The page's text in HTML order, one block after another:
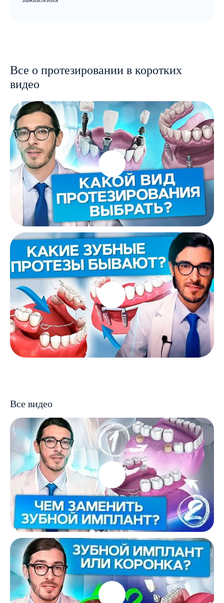
Все о протезировании в коротких
видео
Все видео